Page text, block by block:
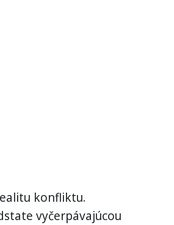
konfliktu.
vyčerpávajúcou